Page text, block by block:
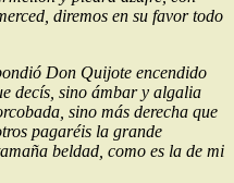
diremos en su favor todo
Don Quijote encendido
decís, sino ámbar y algalia
sino más derecha que
pagaréis la grande
beldad, como es la de mi